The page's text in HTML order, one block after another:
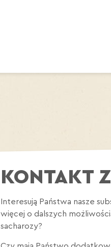
KONTAKT
Interesują Państwa nasze
więcej o dalszych
sacharozy?